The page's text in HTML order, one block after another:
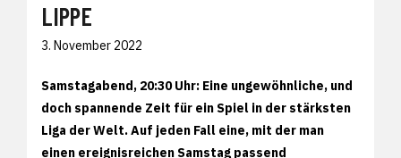
LIPPE
3. November 2022
Samstagabend, 20:30 Uhr: Eine ungewöhnliche, und
doch spannende Zeit für ein Spiel in der stärksten
Liga der Welt. Auf jeden Fall eine, mit der man
einen ereignisreichen Samstag passend